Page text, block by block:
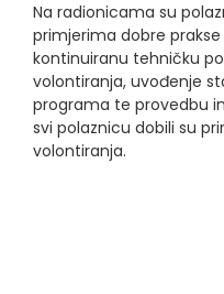
Na radionicama su
primjerima dobre
kontinuiranu tehničku
volontiranja, uvođenje
programa te provedbu
svi polaznicu dobili su
volontiranja.